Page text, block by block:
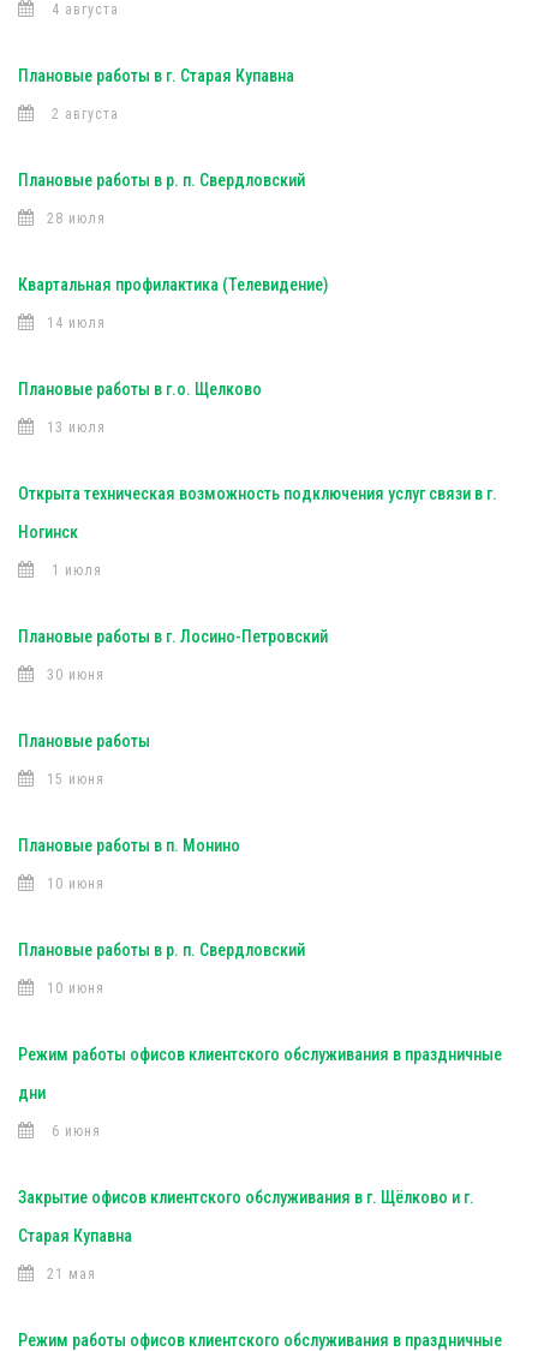
4 августа
Плановые работы в г. Старая Купавна
2 августа
Плановые работы в р. п. Свердловский
28 июля
Квартальная профилактика (Телевидение)
14 июля
Плановые работы в г.о. Щелково
13 июля
Открыта техническая возможность подключения услуг связи в г.
Ногинск
1 июля
Плановые работы в г. Лосино-Петровский
30 июня
Плановые работы
15 июня
Плановые работы в п. Монино
10 июня
Плановые работы в р. п. Свердловский
10 июня
Режим работы офисов клиентского обслуживания в праздничные
дни
6 июня
Закрытие офисов клиентского обслуживания в г. Щёлково и г.
Старая Купавна
21 мая
Режим работы офисов клиентского обслуживания в праздничные